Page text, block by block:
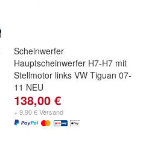
Scheinwerfer
Hauptscheinwerfer H7-H7 mit
Stellmotor links VW Tiguan 07-
11 NEU
138,00 €
+ 9,90 € Versand